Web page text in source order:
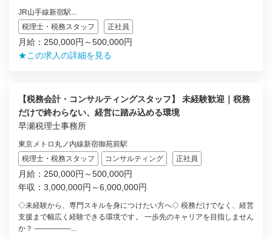
JR山手線新宿駅...
税理士・税務スタッフ
正社員
月給：250,000円～500,000円
★この求人の詳細を見る
【税務会計・コンサルティングスタッフ】 未経験歓迎｜税務
だけで終わらない、経営に踏み込める環境
早瀬税理士事務所
東京メトロ丸ノ内線新宿御苑前駅
税理士・税務スタッフ
コンサルティング 正社員
月給：250,000円～500,000円
年収：3,000,000円～6,000,000円
◇未経験から、専門スキルを身につけたい方へ◇ 税務だけでなく、経営
支援まで幅広く経験できる環境です。 一歩先のキャリアを目指しません
か？ ―――――...